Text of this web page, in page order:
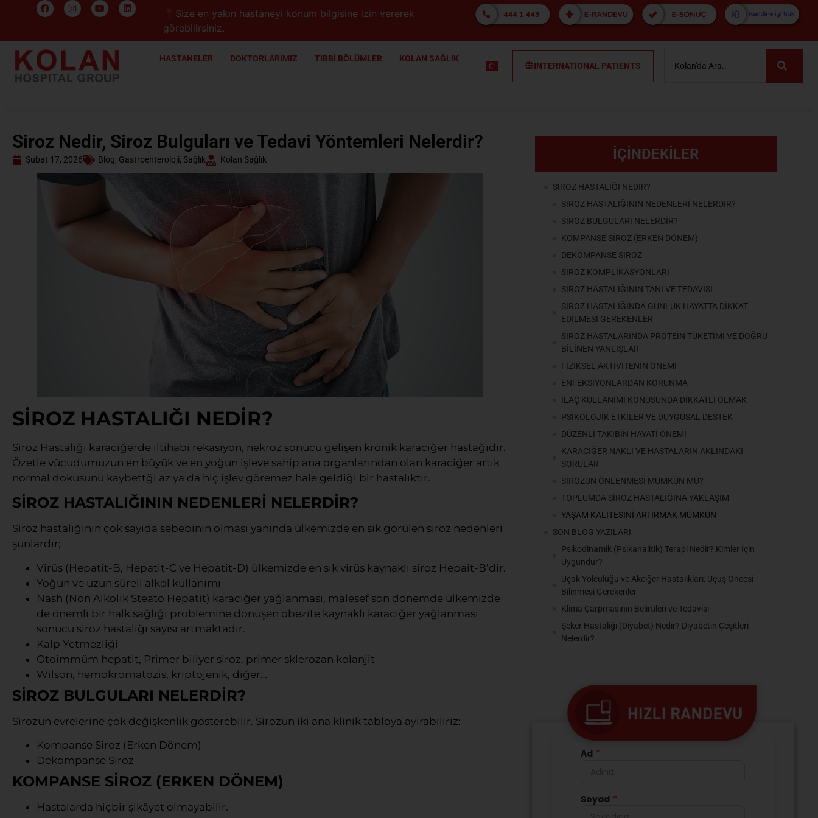
📍Size en yakın hastaneyi konum bilgisine izin vererek
görebilirsiniz.
HASTANELER DOKTORLARIMIZ TIBBİ BÖLÜMLER KOLAN SAĞLIK
INTERNATIONAL PATIENTS
Siroz Nedir, Siroz Bulguları ve Tedavi Yöntemleri Nelerdir?
Şubat 17, 2026 Blog, Gastroenteroloji, Sağlık Kolan Sağlık
SİROZ HASTALIĞI NEDİR?
Siroz Hastalığı karaciğerde iltihabi rekasiyon, nekroz sonucu gelişen kronik karaciğer hastağıdır.
Özetle vücudumuzun en büyük ve en yoğun işleve sahip ana organlarından olan karaciğer artık
normal dokusunu kaybettği az ya da hiç işlev göremez hale geldiği bir hastalıktır.
SİROZ HASTALIĞININ NEDENLERİ NELERDİR?
Siroz hastalığının çok sayıda sebebinin olması yanında ülkemizde en sık görülen siroz nedenleri
şunlardır;
Virüs (Hepatit-B, Hepatit-C ve Hepatit-D) ülkemizde en sık virüs kaynaklı siroz Hepait-B’dir.
Yoğun ve uzun süreli alkol kullanımı
Nash (Non Alkolik Steato Hepatit) karaciğer yağlanması, malesef son dönemde ülkemizde
de önemli bir halk sağlığı problemine dönüşen obezite kaynaklı karaciğer yağlanması
sonucu siroz hastalığı sayısı artmaktadır.
Kalp Yetmezliği
Otoimmüm hepatit, Primer biliyer siroz, primer sklerozan kolanjit
Wilson, hemokromatozis, kriptojenik, diğer…
SİROZ BULGULARI NELERDİR?
Sirozun evrelerine çok değişkenlik gösterebilir. Sirozun iki ana klinik tabloya ayırabiliriz:
Kompanse Siroz (Erken Dönem)
Dekompanse Siroz
KOMPANSE SİROZ (ERKEN DÖNEM)
Hastalarda hiçbir şikâyet olmayabilir.
İÇİNDEKİLER
SİROZ HASTALIĞI NEDİR?
SİROZ HASTALIĞININ NEDENLERİ NELERDİR?
SİROZ BULGULARI NELERDİR?
KOMPANSE SİROZ (ERKEN DÖNEM)
DEKOMPANSE SİROZ
SİROZ KOMPLİKASYONLARI
SİROZ HASTALIĞININ TANI VE TEDAVİSİ
SİROZ HASTALIĞINDA GÜNLÜK HAYATTA DİKKAT
EDİLMESİ GEREKENLER
SİROZ HASTALARINDA PROTEİN TÜKETİMİ VE DOĞRU
BİLİNEN YANLIŞLAR
FİZİKSEL AKTİVİTENİN ÖNEMİ
ENFEKSİYONLARDAN KORUNMA
İLAÇ KULLANIMI KONUSUNDA DİKKATLİ OLMAK
PSİKOLOJİK ETKİLER VE DUYGUSAL DESTEK
DÜZENLİ TAKİBİN HAYATİ ÖNEMİ
KARACİĞER NAKLİ VE HASTALARIN AKLINDAKİ
SORULAR
SİROZUN ÖNLENMESİ MÜMKÜN MÜ?
TOPLUMDA SİROZ HASTALIĞINA YAKLAŞIM
YAŞAM KALİTESİNİ ARTIRMAK MÜMKÜN
SON BLOG YAZILARI
Psikodinamik (Psikanalitik) Terapi Nedir? Kimler İçin
Uygundur?
Uçak Yolculuğu ve Akciğer Hastalıkları: Uçuş Öncesi
Bilinmesi Gerekenler
Klima Çarpmasının Belirtileri ve Tedavisi
Şeker Hastalığı (Diyabet) Nedir? Diyabetin Çeşitleri
Nelerdir?